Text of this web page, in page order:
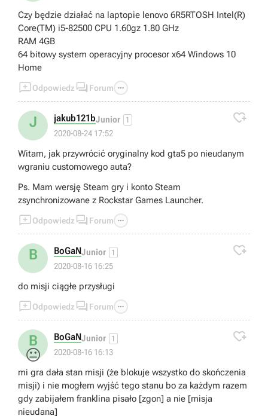
Czy będzie działać na laptopie lenovo 6R5RTOSH Intel(R)
Core(TM) i5-82500 CPU 1.60gz 1.80 GHz
RAM 4GB
64 bitowy system operacyjny procesor x64 Windows 10
Home
Odpowiedz  Forum 
J jakub121bJunior 1
2020-08-24 17:52

Witam, jak przywrócić oryginalny kod gta5 po nieudanym
wgraniu customowego auta?
Ps. Mam wersję Steam gry i konto Steam
zsynchronizowane z Rockstar Games Launcher.
Odpowiedz  Forum 
B BoGaNJunior 1
2020-08-16 16:25

do misji ciągłe przysługi
Odpowiedz  Forum 
B
😐
BoGaNJunior 1
2020-08-16 16:13

mi gra dała stan misji (że blokuje wszystko do skończenia
misji) i nie mogłem wyjść tego stanu bo za każdym razem
gdy zabijałem franklina pisało [zgon] a nie [misja
nieudana]